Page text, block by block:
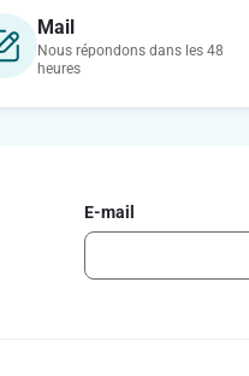
Mail
Nous répondons dans les 48
heures
E-mail